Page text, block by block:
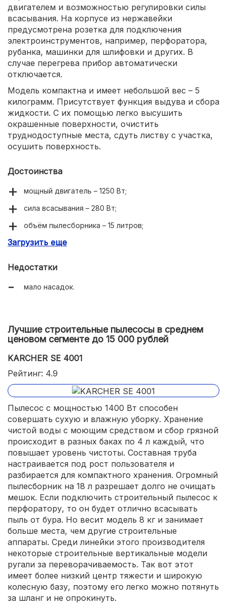
двигателем и возможностью регулировки силы
всасывания. На корпусе из нержавейки
предусмотрена розетка для подключения
электроинструментов, например, перфоратора,
рубанка, машинки для шлифовки и других. В
случае перегрева прибор автоматически
отключается.
Модель компактна и имеет небольшой вес – 5
килограмм. Присутствует функция выдува и сбора
жидкости. С их помощью легко высушить
окрашенные поверхности, очистить
труднодоступные места, сдуть листву с участка,
осушить поверхность.
Достоинства
мощный двигатель – 1250 Вт;
сила всасывания – 280 Вт;
объём пылесборника – 15 литров;
уровень шума – 78 дБ.
Загрузить еще
Недостатки
мало насадок.
Лучшие строительные пылесосы в среднем
ценовом сегменте до 15 000 рублей
KARCHER SE 4001
Рейтинг: 4.9
Пылесос с мощностью 1400 Вт способен
совершать сухую и влажную уборку. Хранение
чистой воды с моющим средством и сбор грязной
происходит в разных баках по 4 л каждый, что
повышает уровень чистоты. Составная труба
настраивается под рост пользователя и
разбирается для компактного хранения. Огромный
пылесборник на 18 л разрешает долго не очищать
мешок. Если подключить строительный пылесос к
перфоратору, то он будет отлично всасывать
пыль от бура. Но весит модель 8 кг и занимает
больше места, чем другие строительные
аппараты. Среди линейки этого производителя
некоторые строительные вертикальные модели
ругали за переворачиваемость. Так вот этот
имеет более низкий центр тяжести и широкую
колесную базу, поэтому его легко можно потянуть
за шланг и не опрокинуть.